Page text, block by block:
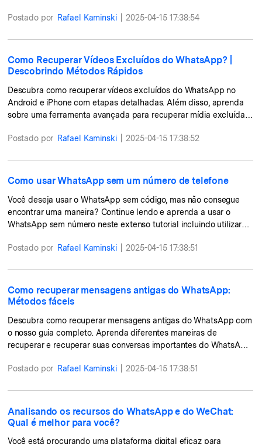
WeLastseen
O WeLastseen mantém seu WhatsApp conectado
e informado.
Postado por Rafael Kaminski 2025-04-15 17:38:54
Como Recuperar Vídeos Excluídos do WhatsApp? |
Descobrindo Métodos Rápidos
Descubra como recuperar vídeos excluídos do WhatsApp no
Android e iPhone com etapas detalhadas. Além disso, aprenda
sobre uma ferramenta avançada para recuperar mídia excluída
Postado por Rafael Kaminski 2025-04-15 17:38:52
Como usar WhatsApp sem um número de telefone
Você deseja usar o WhatsApp sem código, mas não consegue
encontrar uma maneira? Continue lendo e aprenda a usar o
WhatsApp sem número neste extenso tutorial incluindo utilizar
funcionalidade completa do aplicativo.
Postado por Rafael Kaminski 2025-04-15 17:38:51
Como recuperar mensagens antigas do WhatsApp:
Métodos fáceis
Descubra como recuperar mensagens antigas do WhatsApp com
o nosso guia completo. Aprenda diferentes maneiras de
recuperar e recuperar suas conversas importantes do WhatsApp
Postado por Rafael Kaminski 2025-04-15 17:38:51
Analisando os recursos do WhatsApp e do WeChat:
Qual é melhor para você?
Você está procurando uma plataforma digital eficaz para